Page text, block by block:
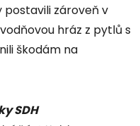
postavili zároveň v
hráz z pytlů s
škodám na
SDH